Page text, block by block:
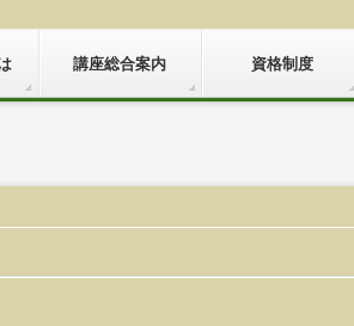
講座総合案内 資格制度